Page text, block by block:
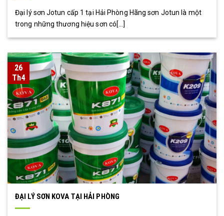
Đại lý sơn Jotun cấp 1 tại Hải Phòng Hãng sơn Jotun là một
trong những thương hiệu sơn có[...]
26
Th4
ĐẠI LÝ SƠN KOVA TẠI HẢI PHÒNG